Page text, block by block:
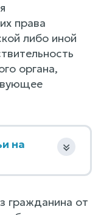
права
либо иной
органа,
на
гражданина от